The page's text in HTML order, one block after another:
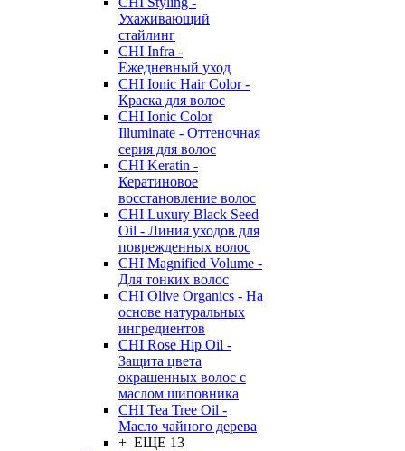
Ухаживающий
стайлинг
CHI Infra -
Ежедневный уход
CHI Ionic Hair Color -
Краска для волос
CHI Ionic Color
Illuminate - Оттеночная
серия для волос
CHI Keratin -
Кератиновое
восстановление волос
CHI Luxury Black Seed
Oil - Линия уходов для
поврежденных волос
CHI Magnified Volume -
Для тонких волос
CHI Olive Organics - На
основе натуральных
ингредиентов
CHI Rose Hip Oil -
Защита цвета
окрашенных волос с
маслом шиповника
CHI Tea Tree Oil -
Масло чайного дерева
+ ЕЩЕ 13